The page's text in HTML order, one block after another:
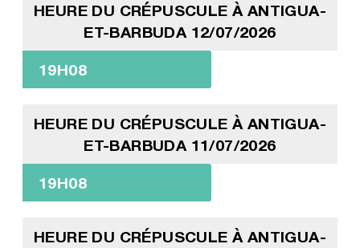
HEURE DU CRÉPUSCULE À ANTIGUA-
ET-BARBUDA 12/07/2026
19H08
HEURE DU CRÉPUSCULE À ANTIGUA-
ET-BARBUDA 11/07/2026
19H08
HEURE DU CRÉPUSCULE À ANTIGUA-